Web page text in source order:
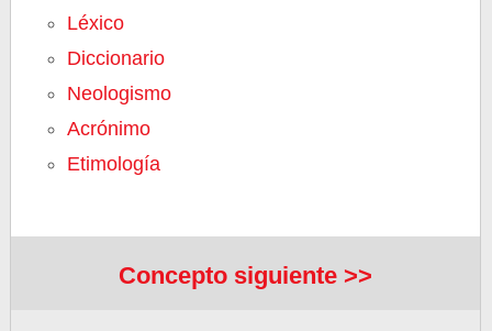
Léxico
Diccionario
Neologismo
Acrónimo
Etimología
Concepto siguiente >>